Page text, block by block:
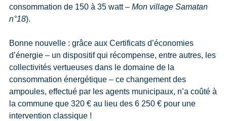
consommation de 150 à 35 watt – Mon village Samatan
n°18).
Bonne nouvelle : grâce aux Certificats d’économies
d’énergie – un dispositif qui récompense, entre autres, les
collectivités vertueuses dans le domaine de la
consommation énergétique – ce changement des
ampoules, effectué par les agents municipaux, n’a coûté à
la commune que 320 € au lieu des 6 250 € pour une
intervention classique !